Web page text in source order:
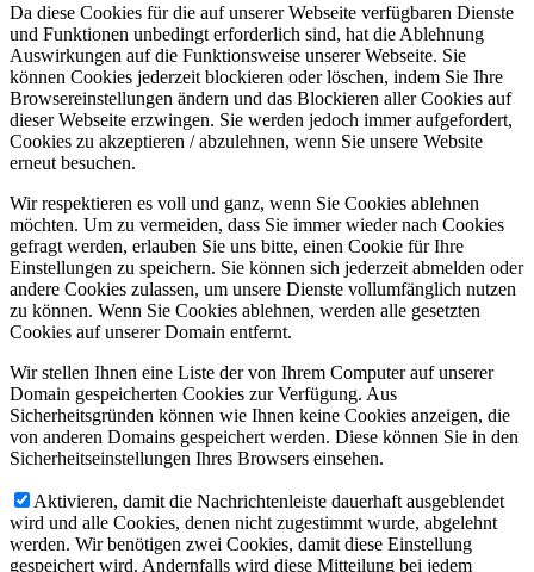
Da diese Cookies für die auf unserer Webseite verfügbaren Dienste
und Funktionen unbedingt erforderlich sind, hat die Ablehnung
Auswirkungen auf die Funktionsweise unserer Webseite. Sie
können Cookies jederzeit blockieren oder löschen, indem Sie Ihre
Browsereinstellungen ändern und das Blockieren aller Cookies auf
dieser Webseite erzwingen. Sie werden jedoch immer aufgefordert,
Cookies zu akzeptieren / abzulehnen, wenn Sie unsere Website
erneut besuchen.
Wir respektieren es voll und ganz, wenn Sie Cookies ablehnen
möchten. Um zu vermeiden, dass Sie immer wieder nach Cookies
gefragt werden, erlauben Sie uns bitte, einen Cookie für Ihre
Einstellungen zu speichern. Sie können sich jederzeit abmelden oder
andere Cookies zulassen, um unsere Dienste vollumfänglich nutzen
zu können. Wenn Sie Cookies ablehnen, werden alle gesetzten
Cookies auf unserer Domain entfernt.
Wir stellen Ihnen eine Liste der von Ihrem Computer auf unserer
Domain gespeicherten Cookies zur Verfügung. Aus
Sicherheitsgründen können wie Ihnen keine Cookies anzeigen, die
von anderen Domains gespeichert werden. Diese können Sie in den
Sicherheitseinstellungen Ihres Browsers einsehen.
Aktivieren, damit die Nachrichtenleiste dauerhaft ausgeblendet
wird und alle Cookies, denen nicht zugestimmt wurde, abgelehnt
werden. Wir benötigen zwei Cookies, damit diese Einstellung
gespeichert wird. Andernfalls wird diese Mitteilung bei jedem